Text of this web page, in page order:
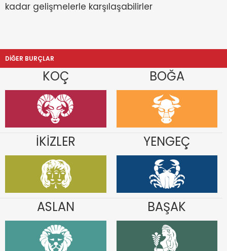
kadar gelişmelerle karşılaşabilirler
DİĞER BURÇLAR
KOÇ BOĞA
İKİZLER YENGEÇ
ASLAN BAŞAK